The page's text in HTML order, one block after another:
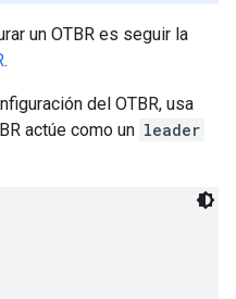
un OTBR es seguir la
.
del OTBR, usa
actúe como un leader